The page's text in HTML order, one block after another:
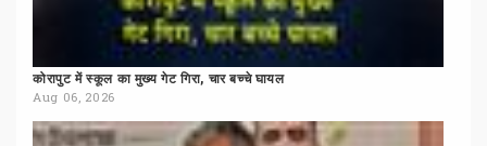
कोरापुट में स्कूल का मुख्य गेट गिरा, चार बच्चे घायल
Aug 06, 2026